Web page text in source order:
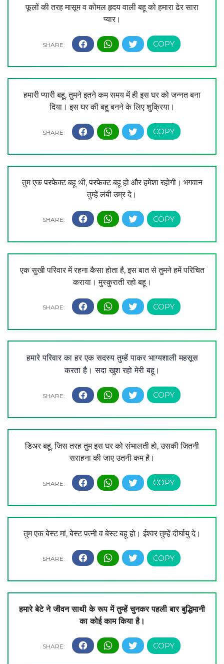
फूलों की तरह मासूम व कोमल हृदय वाली बहू को हमारा ढेर सारा
प्यार।
हमारी प्यारी बहू, तुमने इतने कम समय में ही इस घर को जन्नत बना
दिया। इस घर की बहू बनने के लिए शुक्रिया।
तुम एक परफेक्ट बहू थी, परफेक्ट बहू हो और हमेशा रहोगी। भगवान
तुम्हें लंबी उम्र दे।
एक सुखी परिवार में रहना कैसा होता है, इस बात से तुमने हमें परिचित
कराया। मुस्कुराती रहो बहू।
हमारे परिवार का हर एक सदस्य तुम्हें पाकर भाग्यशाली महसूस
करता है। सदा खुश रहो मेरी बहू।
डिअर बहू, जिस तरह तुम इस घर को संभालती हो, उसकी जितनी
सराहना की जाए उतनी कम है।
तुम एक बेस्ट मां, बेस्ट पत्नी व बेस्ट बहू हो। ईश्वर तुम्हें दीर्घायु दे।
हमारे बेटे ने जीवन साथी के रूप में तुम्हें चुनकर पहली बार बुद्धिमानी
का कोई काम किया है।